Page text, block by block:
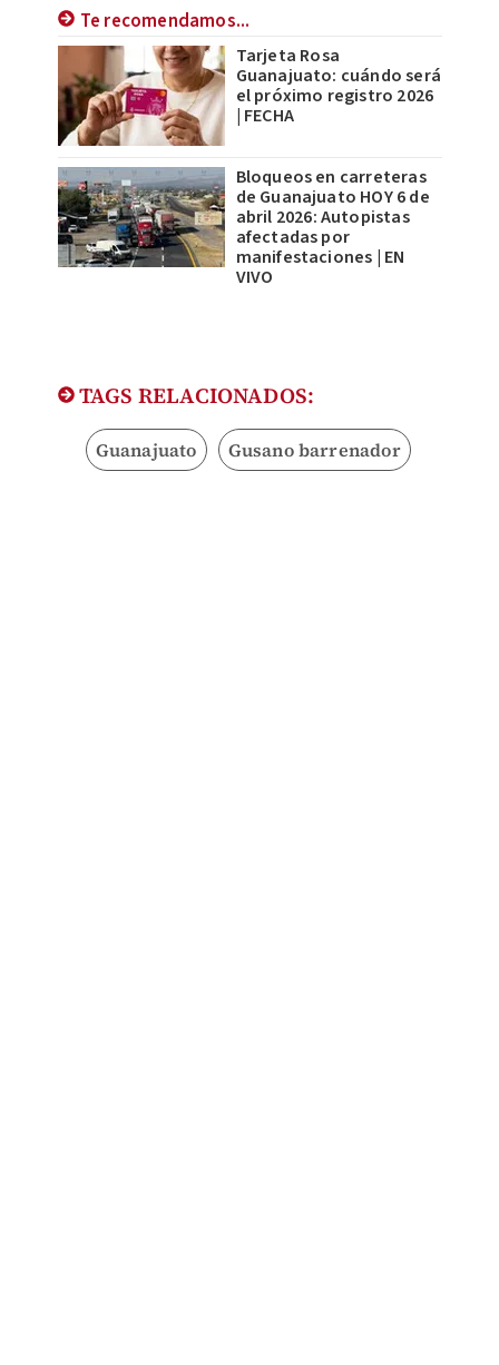
Te recomendamos...
Tarjeta Rosa
Guanajuato: cuándo será
el próximo registro 2026
| FECHA
Bloqueos en carreteras
de Guanajuato HOY 6 de
abril 2026: Autopistas
afectadas por
manifestaciones | EN
VIVO
TAGS RELACIONADOS:
Guanajuato Gusano barrenador